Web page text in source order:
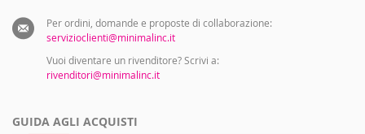
Per ordini, domande e proposte di collaborazione:
servizioclienti@minimalinc.it
Vuoi diventare un rivenditore? Scrivi a:
rivenditori@minimalinc.it
GUIDA AGLI ACQUISTI